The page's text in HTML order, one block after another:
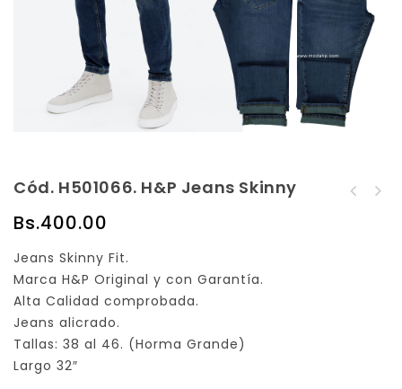
Cód. H501066. H&P Jeans Skinny
Bs.400.00
Jeans Skinny Fit.
Marca H&P Original y con Garantía.
Alta Calidad comprobada.
Jeans alicrado.
Tallas: 38 al 46. (Horma Grande)
Largo 32″